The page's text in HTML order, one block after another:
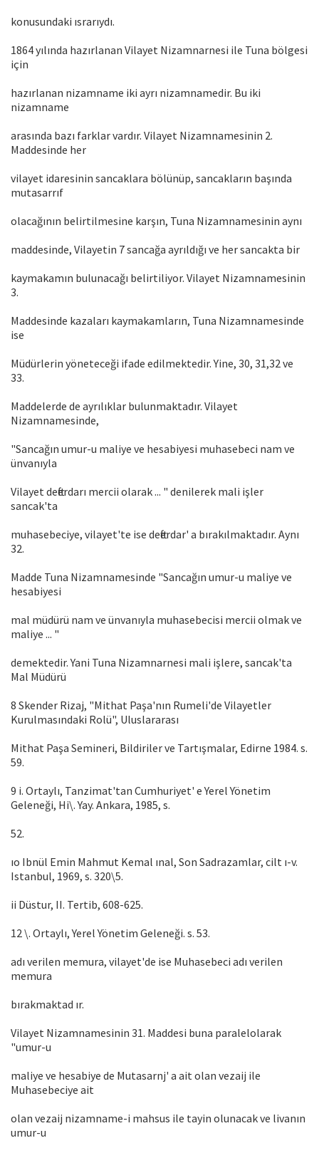
konusundaki ısrarıydı.
1864 yılında hazırlanan Vilayet Nizamnarnesi ile Tuna bölgesi
için
hazırlanan nizamname iki ayrı nizamnamedir. Bu iki
nizamname
arasında bazı farklar vardır. Vilayet Nizamnamesinin 2.
Maddesinde her
vilayet idaresinin sancaklara bölünüp, sancakların başında
mutasarrıf
olacağının belirtilmesine karşın, Tuna Nizamnamesinin aynı
maddesinde, Vilayetin 7 sancağa ayrıldığı ve her sancakta bir
kaymakamın bulunacağı belirtiliyor. Vilayet Nizamnamesinin
3.
Maddesinde kazaları kaymakamların, Tuna Nizamnamesinde
ise
Müdürlerin yöneteceği ifade edilmektedir. Yine, 30, 31,32 ve
33.
Maddelerde de ayrılıklar bulunmaktadır. Vilayet
Nizamnamesinde,
"Sancağın umur-u maliye ve hesabiyesi muhasebeci nam ve
ünvanıyla
Vilayet defterdarı mercii olarak ... " denilerek mali işler
sancak'ta
muhasebeciye, vilayet'te ise defterdar' a bırakılmaktadır. Aynı
32.
Madde Tuna Nizamnamesinde "Sancağın umur-u maliye ve
hesabiyesi
mal müdürü nam ve ünvanıyla muhasebecisi mercii olmak ve
maliye ... "
demektedir. Yani Tuna Nizamnarnesi mali işlere, sancak'ta
Mal Müdürü
8 Skender Rizaj, "Mithat Paşa'nın Rumeli'de Vilayetler
Kurulmasındaki Rolü", Uluslararası
Mithat Paşa Semineri, Bildiriler ve Tartışmalar, Edirne 1984. s.
59.
9 i. Ortaylı, Tanzimat'tan Cumhuriyet' e Yerel Yönetim
Geleneği, Hi\. Yay. Ankara, 1985, s.
52.
ıo Ibnül Emin Mahmut Kemal ınal, Son Sadrazamlar, cilt ı-v.
Istanbul, 1969, s. 320\5.
ii Düstur, II. Tertib, 608-625.
12 \. Ortaylı, Yerel Yönetim Geleneği. s. 53.
adı verilen memura, vilayet'de ise Muhasebeci adı verilen
memura
bırakmaktad ır.
Vilayet Nizamnamesinin 31. Maddesi buna paralelolarak
"umur-u
maliye ve hesabiye de Mutasarnj' a ait olan vezaij ile
Muhasebeciye ait
olan vezaij nizamname-i mahsus ile tayin olunacak ve livanın
umur-u